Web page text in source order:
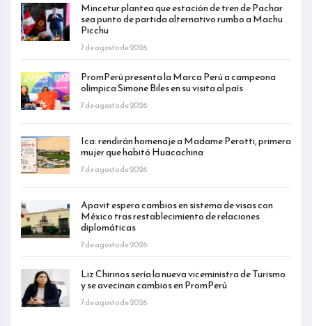
Mincetur plantea que estación de tren de Pachar
sea punto de partida alternativo rumbo a Machu
Picchu
7 de agosto de 2026
PromPerú presenta la Marca Perú a campeona
olímpica Simone Biles en su visita al país
7 de agosto de 2026
Ica: rendirán homenaje a Madame Perotti, primera
mujer que habitó Huacachina
7 de agosto de 2026
Apavit espera cambios en sistema de visas con
México tras restablecimiento de relaciones
diplomáticas
7 de agosto de 2026
Liz Chirinos sería la nueva viceministra de Turismo
y se avecinan cambios en PromPerú
7 de agosto de 2026